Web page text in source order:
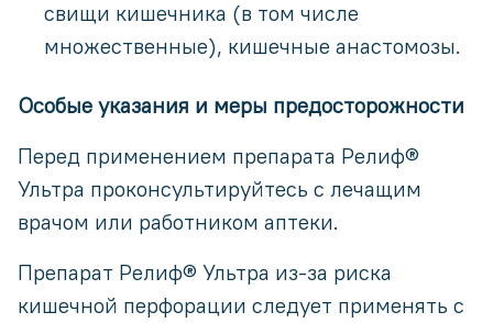
свищи кишечника (в том числе
множественные), кишечные анастомозы.
Особые указания и меры предосторожности
Перед применением препарата Релиф®
Ультра проконсультируйтесь с лечащим
врачом или работником аптеки.
Препарат Релиф® Ультра из-за риска
кишечной перфорации следует применять с